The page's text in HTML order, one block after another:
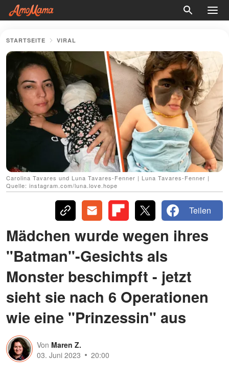
STARTSEITE VIRAL
Carolina Tavares und Luna Tavares-Fenner | Luna Tavares-Fenner |
Quelle: instagram.com/luna.love.hope
Teilen
Mädchen wurde wegen ihres
"Batman"-Gesichts als
Monster beschimpft - jetzt
sieht sie nach 6 Operationen
wie eine "Prinzessin" aus
Von Maren Z.
03. Juni 2023
20:00